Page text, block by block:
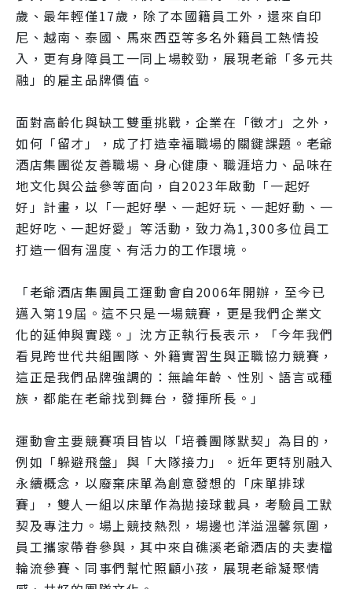
歲、最年輕僅17歲，除了本國籍員工外，還來自印
尼、越南、泰國、馬來西亞等多名外籍員工熱情投
入，更有身障員工一同上場較勁，展現老爺「多元共
融」的雇主品牌價值。
面對高齡化與缺工雙重挑戰，企業在「徵才」之外，
如何「留才」，成了打造幸福職場的關鍵課題。老爺
酒店集團從友善職場、身心健康、職涯培力、品味在
地文化與公益參等面向，自2023年啟動「一起好
好」計畫，以「一起好學、一起好玩、一起好動、一
起好吃、一起好愛」等活動，致力為1,300多位員工
打造一個有溫度、有活力的工作環境。
「老爺酒店集團員工運動會自2006年開辦，至今已
邁入第19屆。這不只是一場競賽，更是我們企業文
化的延伸與實踐。」沈方正執行長表示，「今年我們
看見跨世代共組團隊、外籍實習生與正職協力競賽，
這正是我們品牌強調的：無論年齡、性別、語言或種
族，都能在老爺找到舞台，發揮所長。」
運動會主要競賽項目皆以「培養團隊默契」為目的，
例如「躲避飛盤」與「大隊接力」。近年更特別融入
永續概念，以廢棄床單為創意發想的「床單排球
賽」，雙人一組以床單作為拋接球載具，考驗員工默
契及專注力。場上競技熱烈，場邊也洋溢溫馨氛圍，
員工攜家帶眷參與，其中來自礁溪老爺酒店的夫妻檔
輪流參賽、同事們幫忙照顧小孩，展現老爺凝聚情